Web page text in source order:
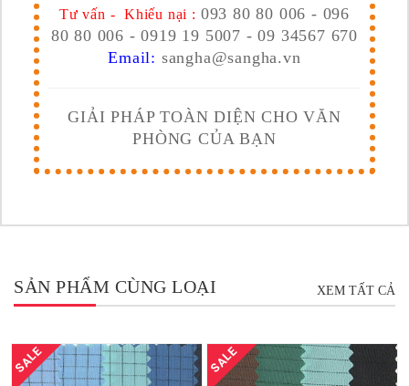
Tư vấn - Khiếu nại : 093 80 80 006 - 096
80 80 006 - 0919 19 5007 - 09 34567 670
Email: sangha@sangha.vn
GIẢI PHÁP TOÀN DIỆN CHO VĂN
PHÒNG CỦA BẠN
SẢN PHẨM CÙNG LOẠI XEM TẤT CẢ
SALE SALE